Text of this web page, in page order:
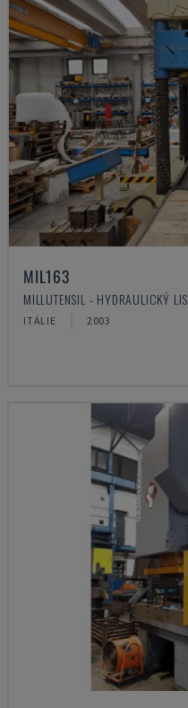
MIL163
MILLUTENSIL - HYDRAULICKÝ LIS
ITÁLIE 2003